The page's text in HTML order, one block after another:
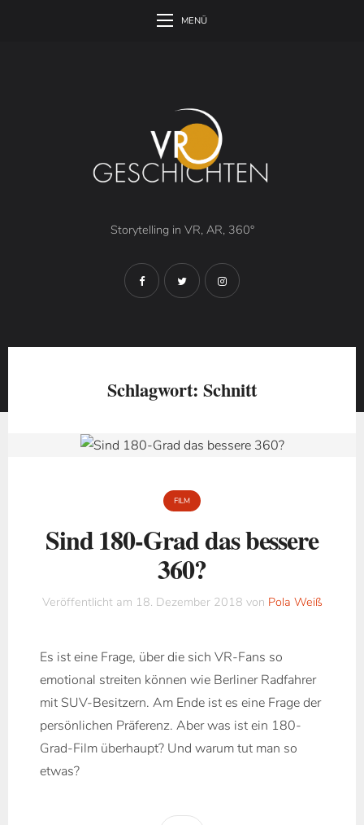
MENÜ
Storytelling in VR, AR, 360°
Schlagwort: Schnitt
FILM
Sind 180-Grad das bessere
360?
Veröffentlicht am 18. Dezember 2018 von Pola Weiß
Es ist eine Frage, über die sich VR-Fans so
emotional streiten können wie Berliner Radfahrer
mit SUV-Besitzern. Am Ende ist es eine Frage der
persönlichen Präferenz. Aber was ist ein 180-
Grad-Film überhaupt? Und warum tut man so
etwas?